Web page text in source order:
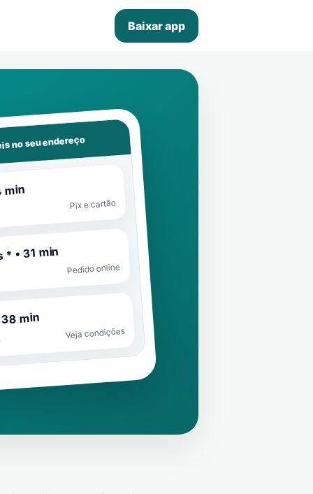
Baixar app
no seu endereço
min
Pix e cartão
• 31 min
Pedido online
min
Veja condições